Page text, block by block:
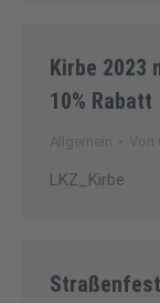
Kirbe 2023
10% Rabatt
LKZ_Kirbe